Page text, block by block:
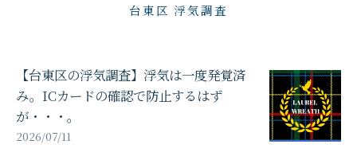
台東区 浮気調査
【台東区の浮気調査】浮気は一度発覚済
み。ICカードの確認で防止するはず
が・・・。
2026/07/11